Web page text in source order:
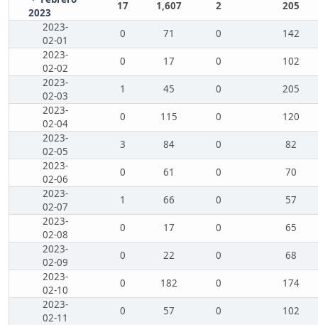
2023
17 1,607 2
205
2023-
02-01
0 71 0
142
2023-
02-02
0 17 0
102
2023-
02-03
1 45 0
205
2023-
02-04
0 115 0
120
2023-
02-05
3 84 0
82
2023-
02-06
0 61 0
70
2023-
02-07
1 66 0
57
2023-
02-08
0 17 0
65
2023-
02-09
0 22 0
68
2023-
02-10
0 182 0
174
2023-
02-11
0 57 0
102